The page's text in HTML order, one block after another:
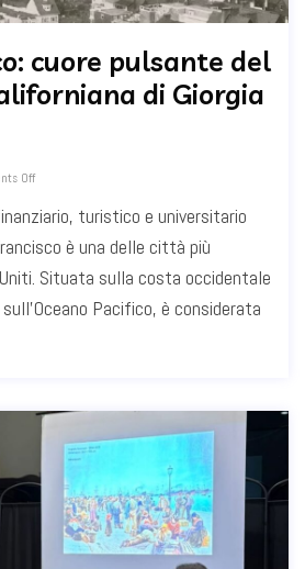
cuore pulsante del
di Giorgia
Off
turistico e universitario
è una delle città più
Situata sulla costa occidentale
Pacifico, è considerata